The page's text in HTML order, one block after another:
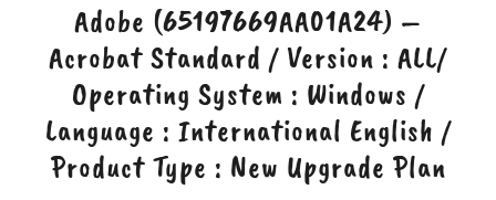
Adobe (65197669AA01A24) –
Acrobat Standard / Version : ALL/
Operating System : Windows /
Language : International English /
Product Type : New Upgrade Plan